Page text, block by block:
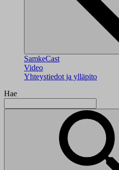
SamkeCast
Video
Yhteystiedot ja ylläpito
Hae